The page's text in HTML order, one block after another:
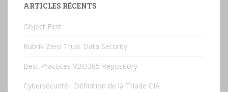
ARTICLES RÉCENTS
Object First
Rubrik Zero Trust Data Security
Best Practices VBO365 Repository
Cybersécurité : Définition de la Triade CIA